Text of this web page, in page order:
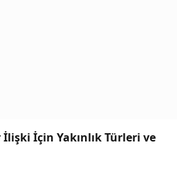
İlişki İçin Yakınlık Türleri ve